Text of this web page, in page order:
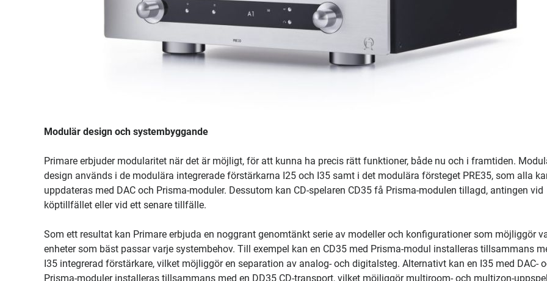
Modulär design och systembyggande
Primare erbjuder modularitet när det är möjligt, för att kunna ha precis rätt funktioner, både nu och i framtiden.
design används i de modulära integrerade förstärkarna I25 och I35 samt i det modulära försteget PRE35, som alla
uppdateras med DAC och Prisma-moduler. Dessutom kan CD-spelaren CD35 få Prisma-modulen tillagd, antingen vid
köptillfället eller vid ett senare tillfälle.
Som ett resultat kan Primare erbjuda en noggrant genomtänkt serie av modeller och konfigurationer som möjliggör
enheter som bäst passar varje systembehov. Till exempel kan en CD35 med Prisma-modul installeras tillsammans
I35 integrerad förstärkare, vilket möjliggör en separation av analog- och digitalsteg. Alternativt kan en I35 med DAC-
Prisma-moduler installeras tillsammans med en DD35 CD-transport, vilket möjliggör multiroom- och multizon-